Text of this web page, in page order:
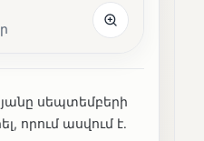
սեպտեմբերի
որում ասվում է․